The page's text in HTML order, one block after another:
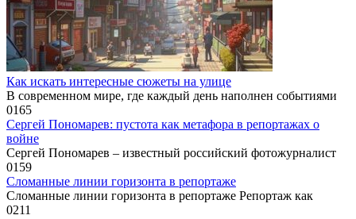
Как искать интересные сюжеты на улице
В современном мире, где каждый день наполнен событиями
0165
Сергей Пономарев: пустота как метафора в репортажах о
войне
Сергей Пономарев – известный российский фотожурналист
0159
Сломанные линии горизонта в репортаже
Сломанные линии горизонта в репортаже Репортаж как
0211